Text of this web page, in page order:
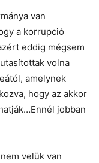
van
a korrupció
eddig mégsem
volna
amelynek
hogy az akkor
jobban
velük van